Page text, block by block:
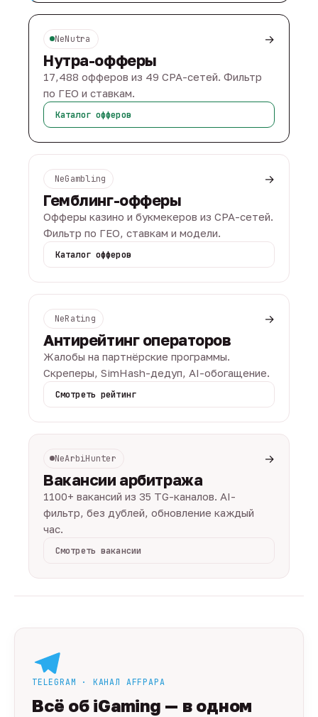
NeNutra →
Нутра-офферы
17,488 офферов из 49 CPA-сетей. Фильтр
по ГЕО и ставкам.
Каталог офферов
NeGambling →
Гемблинг-офферы
Офферы казино и букмекеров из CPA-сетей.
Фильтр по ГЕО, ставкам и модели.
Каталог офферов
NeRating →
Антирейтинг операторов
Жалобы на партнёрские программы.
Скреперы, SimHash-дедуп, AI-обогащение.
Смотреть рейтинг
NeArbiHunter →
Вакансии арбитража
1100+ вакансий из 35 TG-каналов. AI-
фильтр, без дублей, обновление каждый
час.
Смотреть вакансии
TELEGRAM · КАНАЛ AFFPAPA
Всё об iGaming — в одном